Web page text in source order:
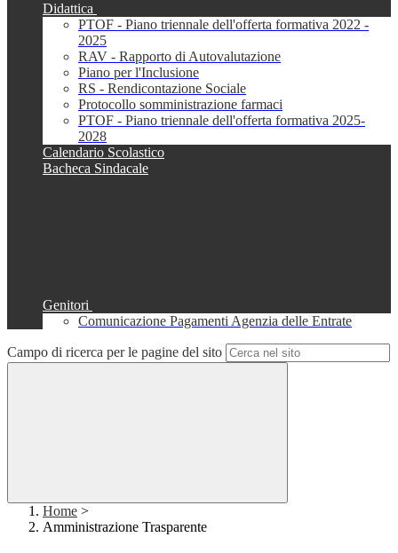
Didattica
PTOF - Piano triennale dell'offerta formativa 2022 -
2025
RAV - Rapporto di Autovalutazione
Piano per l'Inclusione
RS - Rendicontazione Sociale
Protocollo somministrazione farmaci
PTOF - Piano triennale dell'offerta formativa 2025-
2028
Calendario Scolastico
Bacheca Sindacale
Genitori
Comunicazione Pagamenti Agenzia delle Entrate
Campo di ricerca per le pagine del sito
Home >
Amministrazione Trasparente